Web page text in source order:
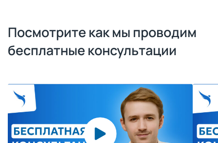
Посмотрите как мы проводим
бесплатные консультации